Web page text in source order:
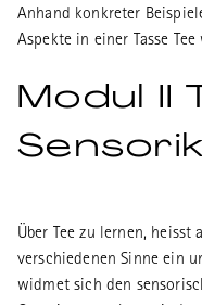
Anhand konkreter
Aspekte in einer Tasse
Modul II
Sensorik
Über Tee zu lernen, heisst
verschiedenen Sinne ein
widmet sich den